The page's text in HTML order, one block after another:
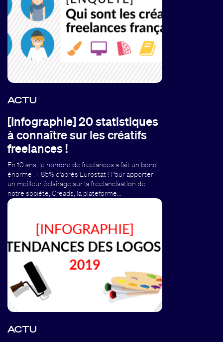
ACTU
[Infographie] 20 statistiques
à connaître sur les créatifs
freelances !
En 10 ans, le nombre de freelances a fait un bond
énorme :+ 85% d'après Eurostat ! Pour apporter
un meilleur éclairage sur la freelancisation de
notre société, Creads, la plateforme…
ACTU